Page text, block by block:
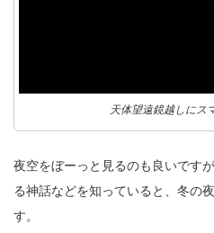
天体望遠鏡越しにス
夜空をぼーっと見るのも良いです
る神話などを知っていると、冬の
す。